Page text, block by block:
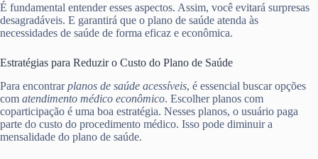
É fundamental entender esses aspectos. Assim, você evitará surpresas
desagradáveis. E garantirá que o plano de saúde atenda às
necessidades de saúde de forma eficaz e econômica.
Estratégias para Reduzir o Custo do Plano de Saúde
Para encontrarplanos de saúde acessíveis, é essencial buscar opções
com atendimento médico econômico. Escolher planos com
coparticipação é uma boa estratégia. Nesses planos, o usuário paga
parte do custo do procedimento médico. Isso pode diminuir a
mensalidade do plano de saúde.